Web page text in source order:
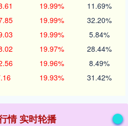
19.99% 11.69%
19.99% 32.20%
19.99% 5.84%
19.97% 28.44%
19.96% 8.49%
19.93% 31.42%
情 实时轮播